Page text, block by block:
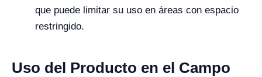
que puede limitar su uso en áreas con espacio
restringido.
Uso del Producto en el Campo